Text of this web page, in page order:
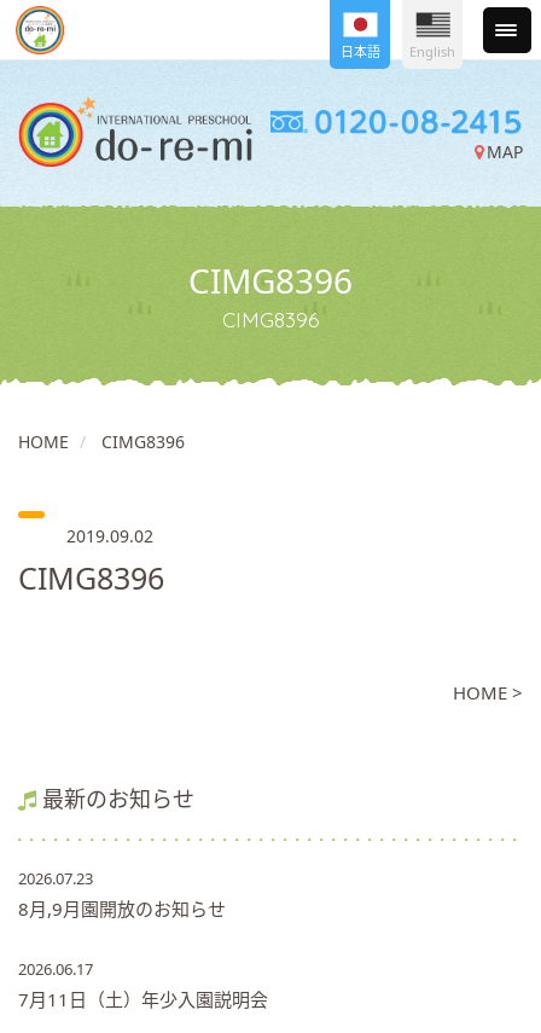
MAP
日本語 English
CIMG8396
CIMG8396
HOME CIMG8396
2019.09.02
CIMG8396
HOME >
最新のお知らせ
2026.07.23
8月,9月園開放のお知らせ
2026.06.17
7月11日（土）年少入園説明会